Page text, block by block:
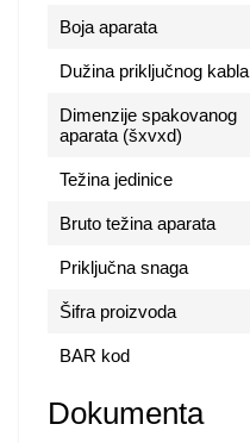
Boja aparata
Dužina priključnog kabla
Dimenzije spakovanog
aparata (šxvxd)
Težina jedinice
Bruto težina aparata
Priključna snaga
Šifra proizvoda
BAR kod
Dokumenta